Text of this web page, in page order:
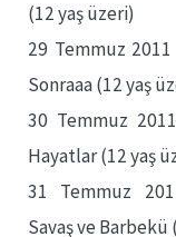
(12 yaş üzeri)
29 Temmuz
Sonraaa (12 yaş
30 Temmuz
Hayatlar (12 yaş
31 Temmuz
Savaş ve Barbekü